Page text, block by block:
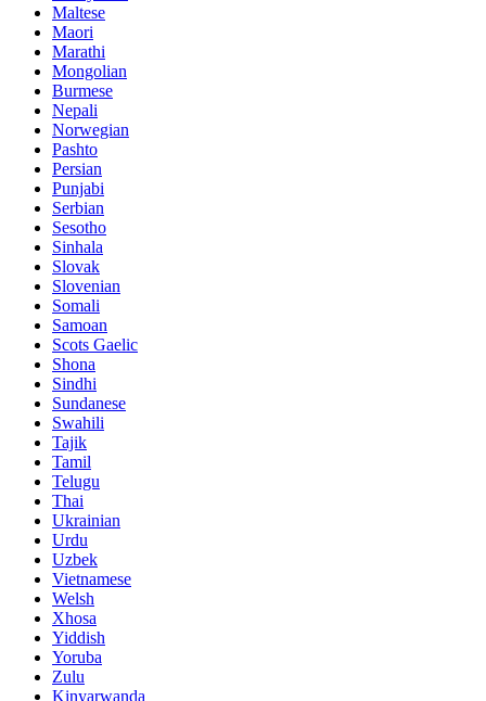
Maltese
Maori
Marathi
Mongolian
Burmese
Nepali
Norwegian
Pashto
Persian
Punjabi
Serbian
Sesotho
Sinhala
Slovak
Slovenian
Somali
Samoan
Scots Gaelic
Shona
Sindhi
Sundanese
Swahili
Tajik
Tamil
Telugu
Thai
Ukrainian
Urdu
Uzbek
Vietnamese
Welsh
Xhosa
Yiddish
Yoruba
Zulu
Kinyarwanda